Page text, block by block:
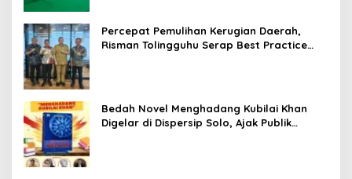
Percepat Pemulihan Kerugian Daerah,
Risman Tolingguhu Serap Best Practice
Bedah Novel Menghadang Kubilai Khan
Digelar di Dispersip Solo, Ajak Publik